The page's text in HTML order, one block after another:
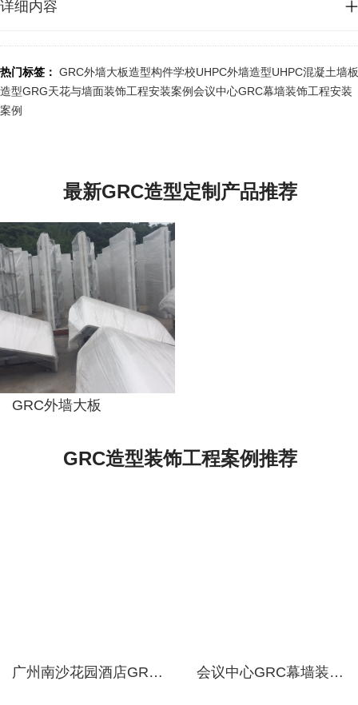
详细内容
用抗碱玻璃纤维作增强材料，用早强水泥砂浆作基体制成的轻
质、高强。高韧
性的无机复合材料。
池、花盆等独
立建筑景观。
材料组成:采用低碱水泥、
抗碱玻纤、预埋金属件经特定工艺精铸而成。
成产流程:指定设计、专业制模、特殊翻制。
安装施工:根据建筑的设计和施工需要可在构建内预埋金属件，
也可在构
建表面留孔或在建造面上预埋金属件，
以焊接、铆接、栓接、干挂、穿接等多
种方式连接、使其与建筑物能有机的融为一体。其连接施工方式
灵活多样，方
便可靠。
热门标签： GRC外墙大板造型构件学校UHPC外墙造型UHPC混凝土墙板
造型GRG天花与墙面装饰工程安装案例会议中心GRC幕墙装饰工程安装
案例
最新GRC造型定制产品推荐
GRC外墙大板
GRC造型装饰工程案例推荐
广州南沙花园酒店GRC墙面造型定制施工 会议中心GRC幕墙装饰工程